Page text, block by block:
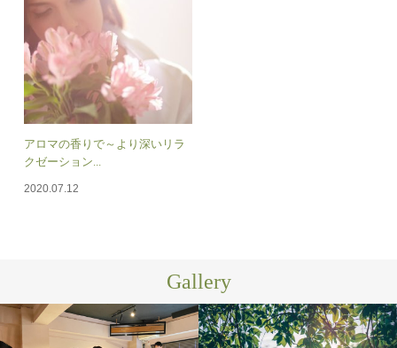
アロマの香りで～より深いリラ
クゼーション...
2020.07.12
Gallery